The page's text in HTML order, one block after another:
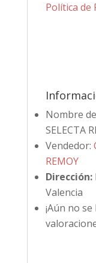
Política de
Nombre
SELECTA
Vendedor:
REMOY
Dirección:
Valencia
¡Aún no